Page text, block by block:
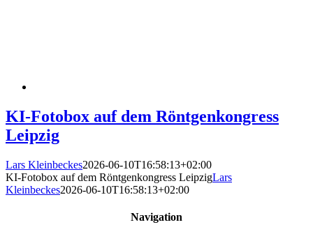
KI-Fotobox auf dem Röntgenkongress
Leipzig
Lars Kleinbeckes2026-06-10T16:58:13+02:00
KI-Fotobox auf dem Röntgenkongress LeipzigLars
Kleinbeckes2026-06-10T16:58:13+02:00
Navigation